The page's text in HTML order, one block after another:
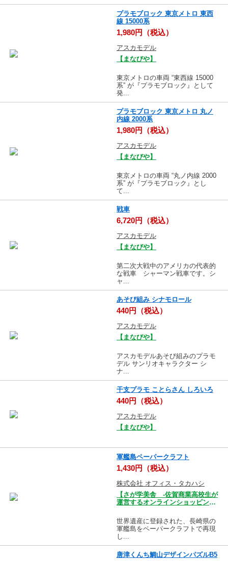
プラモブロック 東京メトロ 東西
線 15000系
1,980円（税込）
アスカモデル
【まなびや】
東京メトロの車両 “東西線 15000
系” が『プラモブロック』として
発...
プラモブロック 東京メトロ 丸ノ
内線 2000系
1,980円（税込）
アスカモデル
【まなびや】
東京メトロの車両 “丸ノ内線 2000
系” が『プラモブロック』とし
て...
戦車
6,720円（税込）
アスカモデル
【まなびや】
第二次大戦中のアメリカの代表的
な戦車 シャーマン戦車です。シ
ャ...
あそび組み シナモロール
440円（税込）
アスカモデル
【まなびや】
アスカモデルあそび組みのプラモ
デル サンリオキャラクター シ
ナ...
干支プラモ ことらさん しろいろ
440円（税込）
アスカモデル
【まなびや】
軍艦島ペーパークラフト
1,430円（税込）
株式会社 オフィス・タカハシ
【さが学美舎 -佐賀商業高校生が
運営するオンラインショッピング
世界遺産に登録された、長崎県の
軍艦島をペーパークラフトで再現
し...
唐津くんち鯛山デザインパズルB5